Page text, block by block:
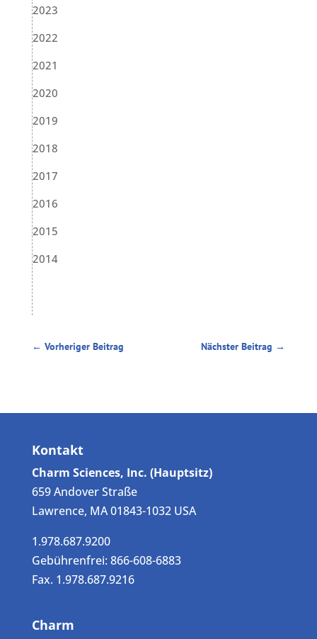
2023
2022
2021
2020
2019
2018
2017
2016
2015
2014
← Vorheriger Beitrag Nächster Beitrag →
Kontakt
Charm Sciences, Inc. (Hauptsitz)
659 Andover Straße
Lawrence, MA 01843-1032 USA
1.978.687.9200
Gebührenfrei: 866-608-6883
Fax. 1.978.687.9216
Charm